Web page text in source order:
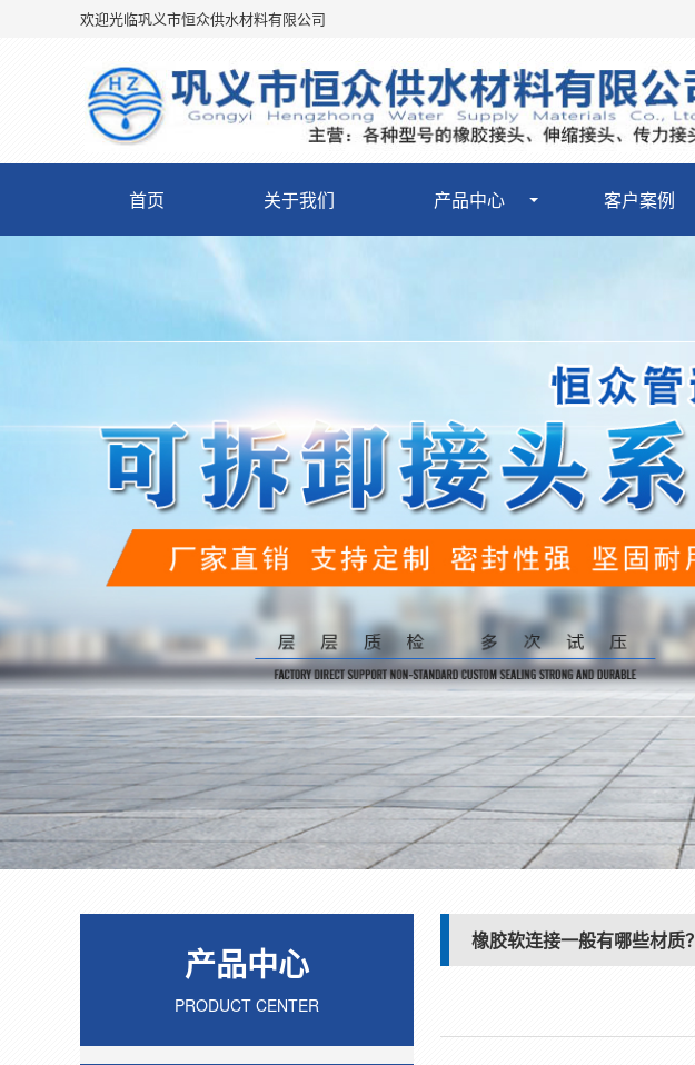
欢迎光临巩义市恒众供水材料有限公司
首页 关于我们 产品中心 客户案例
产品中心
PRODUCT CENTER
橡胶软连接一般有哪些材质？